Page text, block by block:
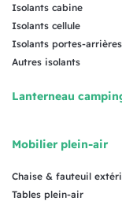
Isolants cabine
Isolants cellule
Isolants portes-arrières
Autres isolants
Lanterneau
Mobilier plein-air
Chaise & fauteuil
Tables plein-air